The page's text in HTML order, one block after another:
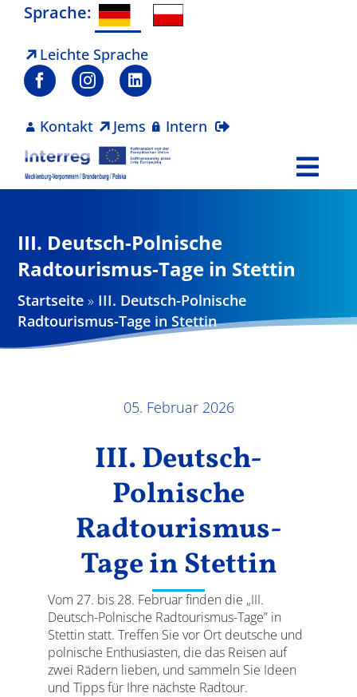
Zum
springen
Sprache:
Leichte Sprache
Kontakt Jems Intern
Projekte
Aktuelles
III. Deutsch-Polnische
Radtourismus-Tage in Stettin
Startseite » III. Deutsch-Polnische
Radtourismus-Tage in Stettin
05. Februar 2026
III. Deutsch-
Polnische
Radtourismus-
Tage in Stettin
Vom 27. bis 28. Februar finden die „III.
Deutsch-Polnische Radtourismus-Tage” in
Stettin statt. Treffen Sie vor Ort deutsche und
polnische Enthusiasten, die das Reisen auf
zwei Rädern lieben, und sammeln Sie Ideen
und Tipps für Ihre nächste Radtour.